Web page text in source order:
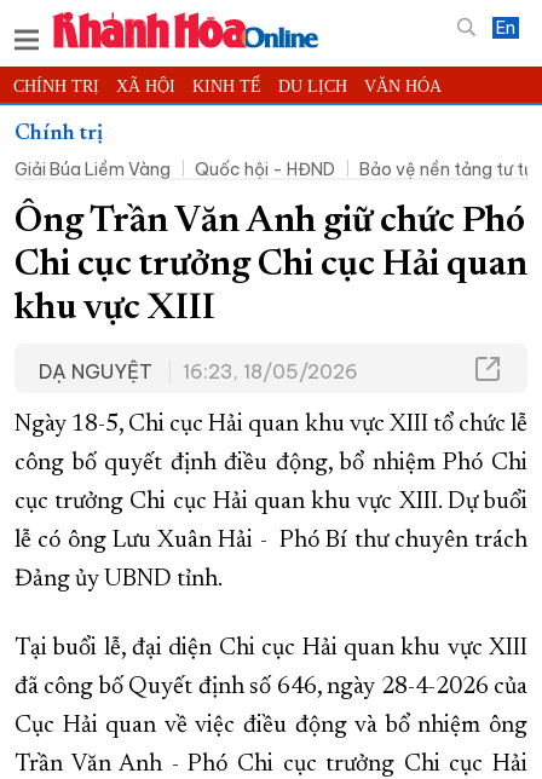
En
CHÍNH TRỊ XÃ HỘI KINH TẾ DU LỊCH VĂN HÓA
THỂ THAO
KHOA HỌC - CÔNG NGHỆ PHÁP LUẬT BẠN ĐỌC PHÓNG SỰ
THẾ GIỚI MULTIMEDIA VIDEO ĐỌC BÁO ONLINE
PODCAST THÔNG TIN - QUẢNG CÁO
QUY HOẠCH TỈNH KHÁNH HÒA
CHUNG TAY CẢI CÁCH HÀNH CHÍNH
XÂY DỰNG NÔNG THÔN MỚI LỊCH CẮT ĐIỆN
TÀU - XE - MÁY BAY
KỶ NIỆM 370 NĂM XÂY DỰNG VÀ PHÁT TRIỂN TỈNH KHÁNH HÒA
KHOẢNH KHẮC ĐẸP XỨ TRẦM
XÂY DỰNG KHÁNH HÒA TRỞ THÀNH THÀNH PHỐ TRỰC THUỘC
Chính trị
Giải Búa Liềm Vàng
Quốc hội - HĐND Bảo vệ nền tảng tư
Ông Trần Văn Anh giữ chức Phó
Chi cục trưởng Chi cục Hải quan
khu vực XIII
DẠ NGUYỆT 16:23, 18/05/2026
Ngày 18-5, Chi cục Hải quan khu vực XIII tổ chức lễ
công bố quyết định điều động, bổ nhiệm Phó Chi
cục trưởng Chi cục Hải quan khu vực XIII. Dự buổi
lễ có ông Lưu Xuân Hải - Phó Bí thư chuyên trách
Đảng ủy UBND tỉnh.
Tại buổi lễ, đại diện Chi cục Hải quan khu vực XIII
đã công bố Quyết định số 646, ngày 28-4-2026 của
Cục Hải quan về việc điều động và bổ nhiệm ông
Trần Văn Anh - Phó Chi cục trưởng Chi cục Hải